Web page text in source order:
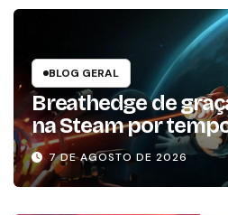
BLOG GERAL
Breathedge de
na Steam por
7 DE AGOSTO DE 2026